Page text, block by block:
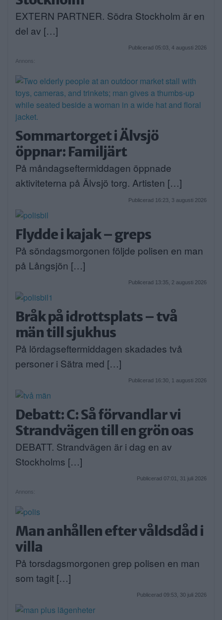
EXTERN PARTNER. Södra Stockholm är en
del av […]
Publicerad 05:03, 4 augusti 2026
Annons:
Sommartorget i Älvsjö
öppnar: Familjärt
På måndagseftermiddagen öppnade
aktiviteterna på Älvsjö torg. Artisten […]
Publicerad 16:23, 3 augusti 2026
Flydde i kajak – greps
På söndagsmorgonen följde polisen en man
på Långsjön […]
Publicerad 13:35, 2 augusti 2026
Bråk på idrottsplats – två
män till sjukhus
På lördagseftermiddagen skadades två
personer i Sätra med […]
Publicerad 16:30, 1 augusti 2026
Debatt: C: Så förvandlar vi
Strandvägen till en grön oas
DEBATT. Strandvägen är i dag en av
Stockholms […]
Publicerad 07:01, 31 juli 2026
Annons:
Man anhållen efter våldsdåd i
villa
På torsdagsmorgonen grep polisen en man
som tagit […]
Publicerad 09:53, 30 juli 2026